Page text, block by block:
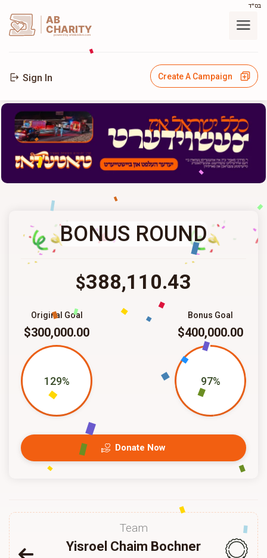
בס"ד
AB
CHARITY
powerd by ahblicklive.com
Sign In Create A Campaign
BONUS ROUND
$388,110.43
Bonus Goal
$400,000.00
97%
Original Goal
$300,000.00
129%
Donate Now
Team
Yisroel Chaim Bochner